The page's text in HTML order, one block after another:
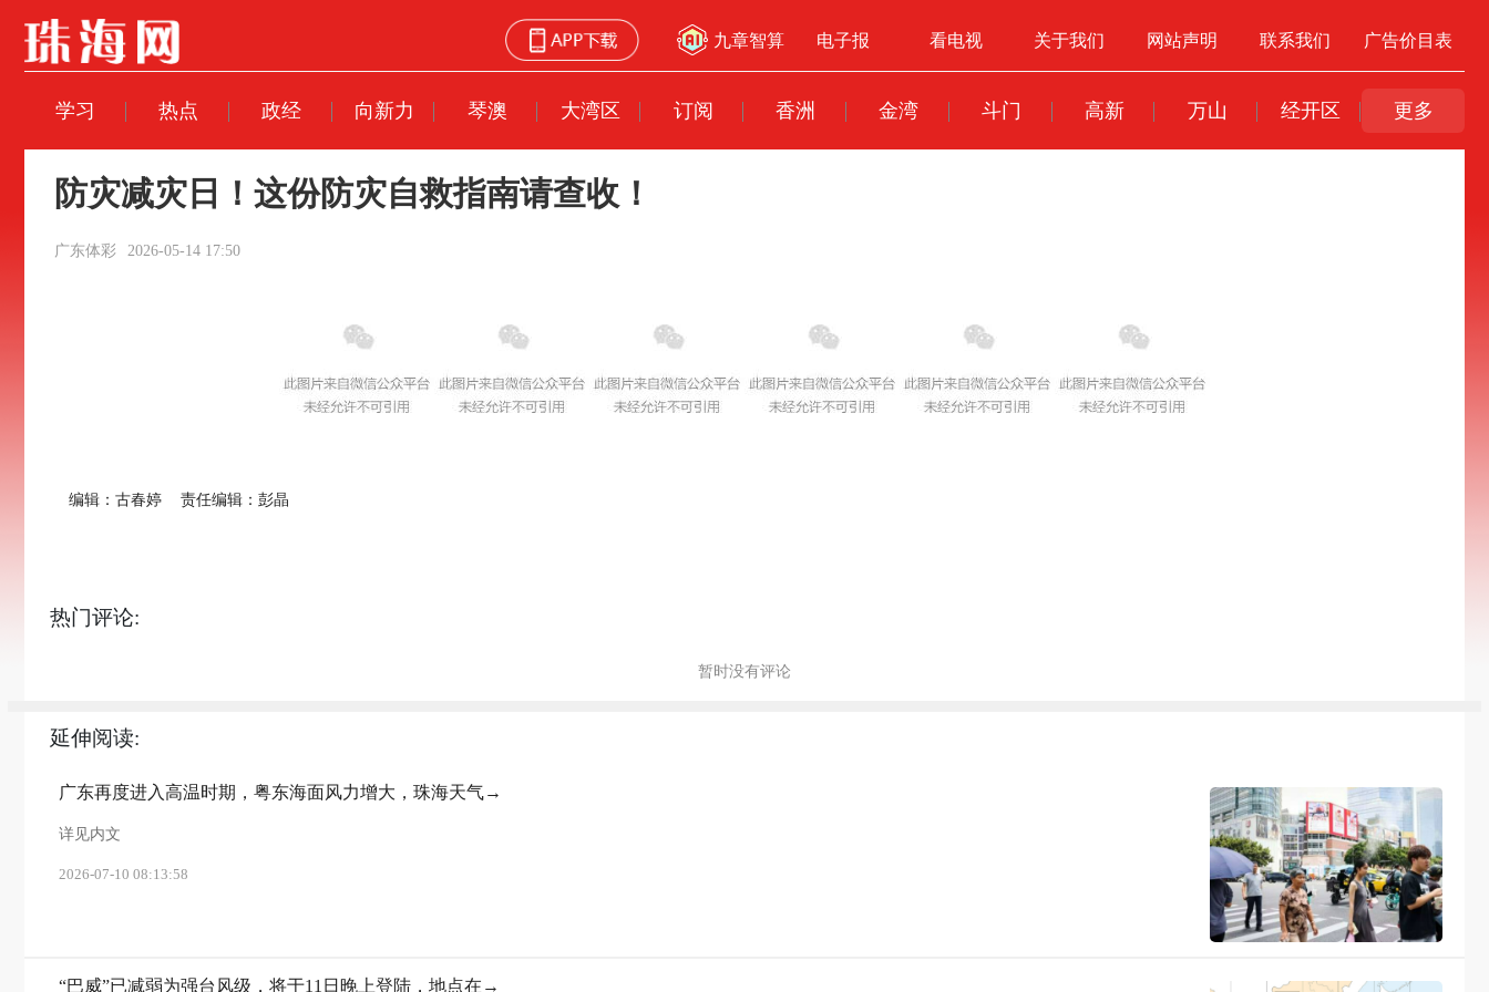
九章智算 电子报 看电视 关于我们 网站声明 联系我们 广告价目表
学习 热点 政经 向新力 琴澳 大湾区 订阅 香洲 金湾 斗门 高新 万山 经开区 更多
防灾减灾日！这份防灾自救指南请查收！
广东体彩 2026-05-14 17:50
编辑：古春婷 责任编辑：彭晶
热门评论:
暂时没有评论
延伸阅读:
广东再度进入高温时期，粤东海面风力增大，珠海天气→
详见内文
2026-07-10 08:13:58
“巴威”已减弱为强台风级，将于11日晚上登陆，地点在→